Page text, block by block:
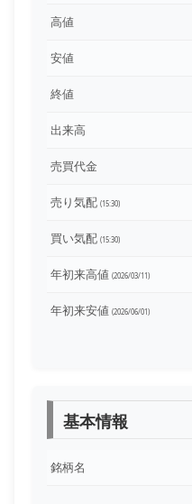
高値
安値
終値
出来高
売買代金
売り気配 (15:30)
買い気配 (15:30)
年初来高値 (2026/03/11)
年初来安値 (2026/06/01)
基本情報
銘柄名